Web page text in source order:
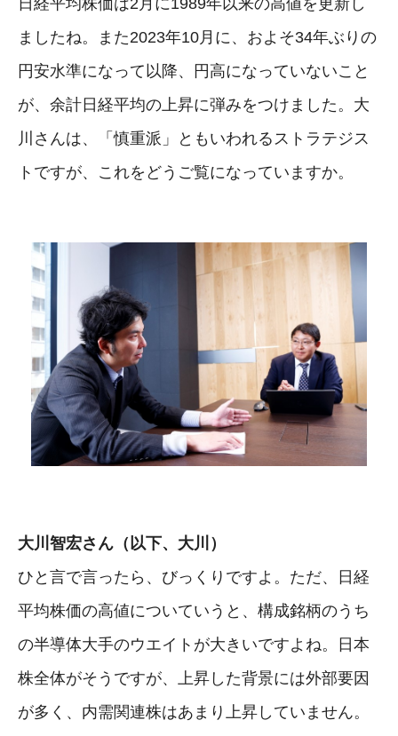
ましたね。また2023年10月に、およそ34年ぶりの
円安水準になって以降、円高になっていないこと
が、余計日経平均の上昇に弾みをつけました。大
川さんは、「慎重派」ともいわれるストラテジス
トですが、これをどうご覧になっていますか。
大川智宏さん（以下、大川）
ひと言で言ったら、びっくりですよ。ただ、日経
平均株価の高値についていうと、構成銘柄のうち
の半導体大手のウエイトが大きいですよね。日本
株全体がそうですが、上昇した背景には外部要因
が多く、内需関連株はあまり上昇していません。